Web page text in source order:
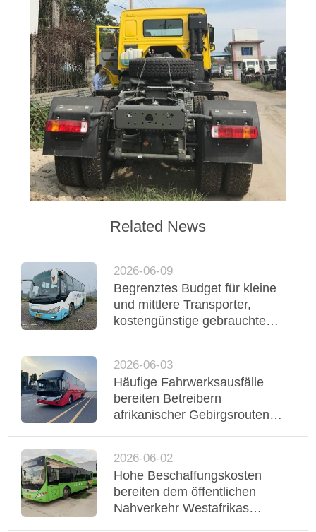
Related News
2026-06-09
Begrenztes Budget für kleine
und mittlere Transporter,
kostengünstige gebrauchte
Flottenbetrieb
2026-06-03
Häufige Fahrwerksausfälle
bereiten Betreibern
afrikanischer Gebirgsrouten
Regio
2026-06-02
Hohe Beschaffungskosten
bereiten dem öffentlichen
Nahverkehr Westafrikas